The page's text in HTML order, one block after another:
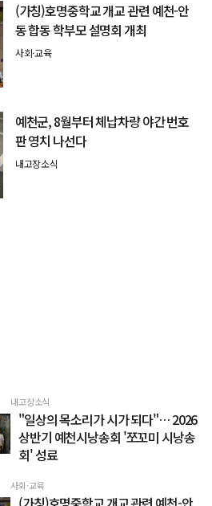
(가칭)호명중학교 개교 관련 예천-안
동 합동 학부모 설명회 개최
사회·교육
예천군, 8월부터 체납차량 야간 번호
판 영치 나선다
내고장소식
내고장소식
"일상의 목소리가 시가 되다"… 2026
상반기 예천시낭송회 '쪼꼬미 시낭송
회' 성료
사회·교육